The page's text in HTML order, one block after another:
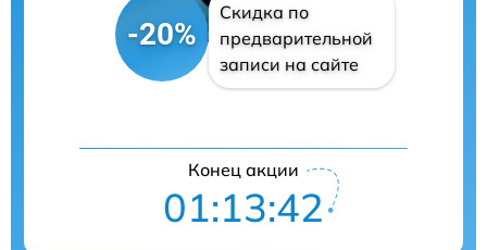
-20%
Скидка по
предварительной
записи на сайте
Конец акции
01:13:41